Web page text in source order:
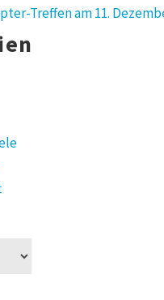
Treffen am 11.